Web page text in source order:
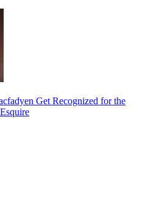
Get Recognized for the